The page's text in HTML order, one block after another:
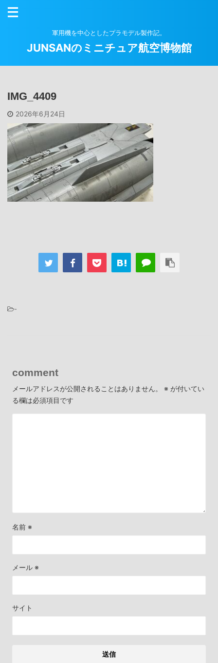
軍用機を中心としたプラモデル製作記。
JUNSANのミニチュア航空博物館
IMG_4409
2026年6月24日
-
comment
メールアドレスが公開されることはありません。 ※ が付いてい
る欄は必須項目です
名前 ※
メール ※
サイト